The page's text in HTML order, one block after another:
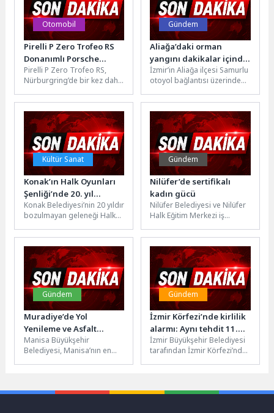
Otomobil
Pirelli P Zero Trofeo RS
Donanımlı Porsche
Taycan Turbo GT,
Manthey Kiti ile
Nürburgring Rekorunu
Pirelli P Zero Trofeo RS,
Nürburgring’de bir kez daha
Taycan Turbo...
Gündem
Aliağa’daki orman
yangını dakikalar içinde
kontrol altına alındı
İzmir’in Aliağa ilçesi Samurlu
otoyol bağlantısı üzerinde
itfaiyesi ve Orman Bölge...
Kültür Sanat
Konak’ın Halk Oyunları
Şenliği’nde 20. yıl
gururu yaşanacak
Konak Belediyesi’nin 20 yıldır
bozulmayan geleneği Halk
400 dansçı 12 yörenin...
Gündem
Nilüfer’de sertifikalı
kadın gücü
Nilüfer Belediyesi ve Nilüfer
Halk Eğitim Merkezi iş
eğitimini başarıyla
tamamlayan kadınlar,...
Gündem
Muradiye’de Yol
Yenileme ve Asfalt
Seferberliği
Manisa Büyükşehir
Belediyesi, Manisa’nın en
çalışmalarına hız...
Gündem
İzmir Körfezi’nde kirlilik
alarmı: Aynı tehdit 11.
kez görüldü
İzmir Büyükşehir Belediyesi
tarafından İzmir Körfezi’nde